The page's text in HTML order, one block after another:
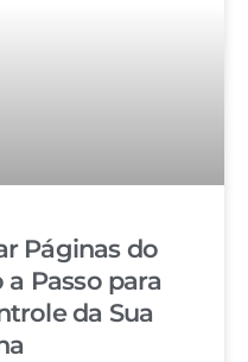
Páginas do
a Passo para
da Sua